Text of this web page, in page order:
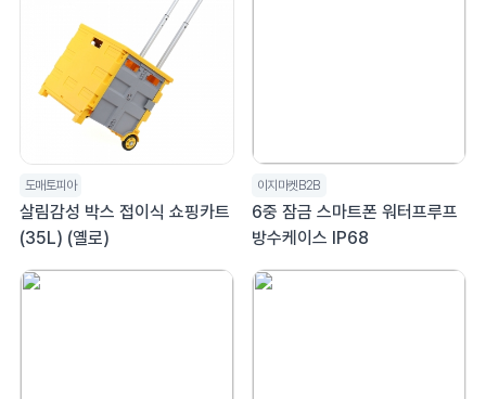
도매토피아
살림감성 박스 접이식 쇼핑카트
(35L) (옐로)
이지마켓B2B
6중 잠금 스마트폰 워터프루프
방수케이스 IP68